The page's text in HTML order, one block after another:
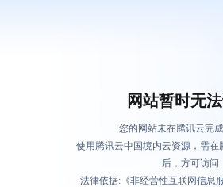
网站暂时无
您的网站未在腾讯云完
使用腾讯云中国境内云资源，需在
后，方可访问
法律依据:《非经营性互联网信息